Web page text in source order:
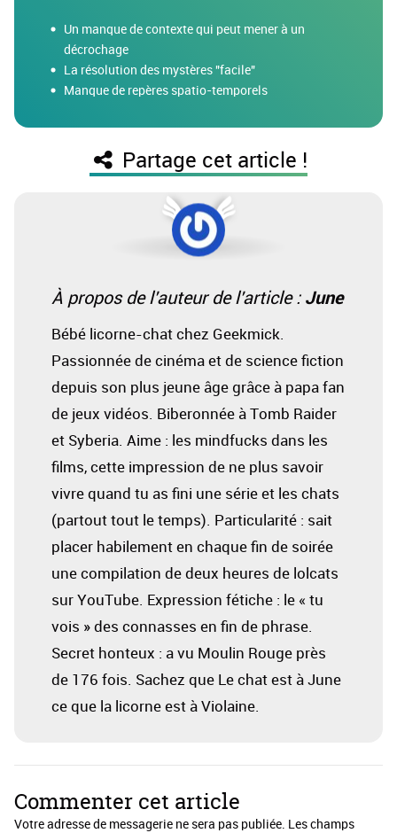
Un manque de contexte qui peut mener à un
décrochage
La résolution des mystères "facile"
Manque de repères spatio-temporels
Partage cet article !
À propos de l'auteur de l'article : June
Bébé licorne-chat chez Geekmick.
Passionnée de cinéma et de science fiction
depuis son plus jeune âge grâce à papa fan
de jeux vidéos. Biberonnée à Tomb Raider
et Syberia. Aime : les mindfucks dans les
films, cette impression de ne plus savoir
vivre quand tu as fini une série et les chats
(partout tout le temps). Particularité : sait
placer habilement en chaque fin de soirée
une compilation de deux heures de lolcats
sur YouTube. Expression fétiche : le « tu
vois » des connasses en fin de phrase.
Secret honteux : a vu Moulin Rouge près
de 176 fois. Sachez que Le chat est à June
ce que la licorne est à Violaine.
Commenter cet article
Votre adresse de messagerie ne sera pas publiée. Les champs